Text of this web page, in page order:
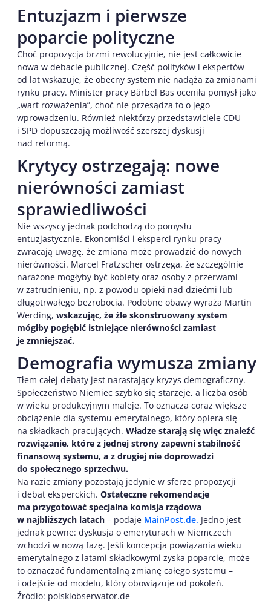
Entuzjazm i pierwsze
poparcie polityczne
Choć propozycja brzmi rewolucyjnie, nie jest całkowicie
nowa w debacie publicznej. Część polityków i ekspertów
od lat wskazuje, że obecny system nie nadąża za zmianami
rynku pracy. Minister pracy Bärbel Bas oceniła pomysł jako
„wart rozważenia”, choć nie przesądza to o jego
wprowadzeniu. Również niektórzy przedstawiciele CDU
i SPD dopuszczają możliwość szerszej dyskusji
nad reformą.
Krytycy ostrzegają: nowe
nierówności zamiast
sprawiedliwości
Nie wszyscy jednak podchodzą do pomysłu
entuzjastycznie. Ekonomiści i eksperci rynku pracy
zwracają uwagę, że zmiana może prowadzić do nowych
nierówności. Marcel Fratzscher ostrzega, że szczególnie
narażone mogłyby być kobiety oraz osoby z przerwami
w zatrudnieniu, np. z powodu opieki nad dziećmi lub
długotrwałego bezrobocia. Podobne obawy wyraża Martin
Werding, wskazując, że źle skonstruowany system
mógłby pogłębić istniejące nierówności zamiast
je zmniejszać.
Demografia wymusza zmiany
Tłem całej debaty jest narastający kryzys demograficzny.
Społeczeństwo Niemiec szybko się starzeje, a liczba osób
w wieku produkcyjnym maleje. To oznacza coraz większe
obciążenie dla systemu emerytalnego, który opiera się
na składkach pracujących. Władze starają się więc znaleźć
rozwiązanie, które z jednej strony zapewni stabilność
finansową systemu, a z drugiej nie doprowadzi
do społecznego sprzeciwu.
Na razie zmiany pozostają jedynie w sferze propozycji
i debat eksperckich. Ostateczne rekomendacje
ma przygotować specjalna komisja rządowa
w najbliższych latach – podaje MainPost.de. Jedno jest
jednak pewne: dyskusja o emeryturach w Niemczech
wchodzi w nową fazę. Jeśli koncepcja powiązania wieku
emerytalnego z latami składkowymi zyska poparcie, może
to oznaczać fundamentalną zmianę całego systemu –
i odejście od modelu, który obowiązuje od pokoleń.
Źródło: polskiobserwator.de